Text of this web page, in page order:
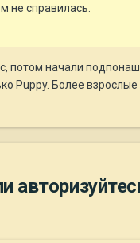
не справилась.
потом начали
Puppy. Более